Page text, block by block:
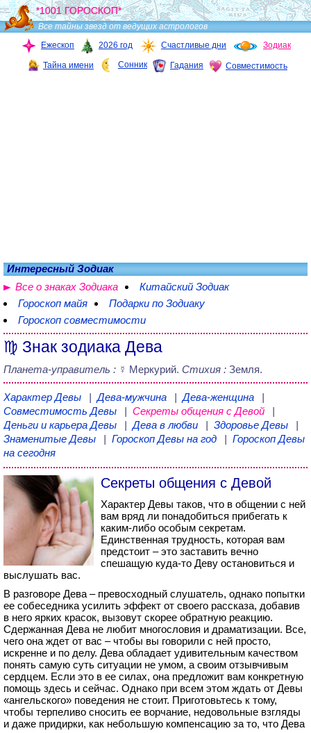
*1001 ГОРОСКОП*
Все тайны звезд от ведущих астрологов
Ежескоп
2026 год Счастливые дни Зодиак
Тайна имени Сонник Гадания Совместимость
Интересный Зодиак
Все о знаках Зодиака
Китайский Зодиак
Гороскоп майя
Подарки по Зодиаку
Гороскоп совместимости
♍ Знак зодиака Дева
Планета-управитель : ☿ Меркурий. Стихия : Земля.
Характер Девы |Дева-мужчина |Дева-женщина
|
Совместимость Девы
| Секреты общения с Девой
|
Деньги и карьера Девы
|Дева в любви | Здоровье Девы
|
Знаменитые Девы
| Гороскоп Девы на год | Гороскоп Девы
на сегодня
Секреты общения с Девой
Характер Девы таков, что в общении с ней
вам вряд ли понадобиться прибегать к
каким-либо особым секретам.
Единственная трудность, которая вам
предстоит – это заставить вечно
спешащую куда-то Деву остановиться и
выслушать вас.
В разговоре Дева – превосходный слушатель, однако попытки
ее собеседника усилить эффект от своего рассказа, добавив
в него ярких красок, вызовут скорее обратную реакцию.
Сдержанная Дева не любит многословия и драматизации. Все,
чего она ждет от вас – чтобы вы говорили с ней просто,
искренне и по делу. Дева обладает удивительным качеством
понять самую суть ситуации не умом, а своим отзывчивым
сердцем. Если это в ее силах, она предложит вам конкретную
помощь здесь и сейчас. Однако при всем этом ждать от Девы
«ангельского» поведения не стоит. Приготовьтесь к тому,
чтобы терпеливо сносить ее ворчание, недовольные взгляды
и даже придирки, как небольшую компенсацию за то, что Дева